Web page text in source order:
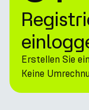
Erstellen Sie
Keine